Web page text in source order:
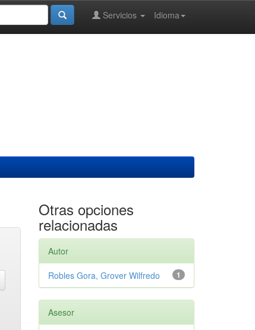
Idioma
Servicios
Otras opciones
relacionadas
Autor
1
Robles Gora, Grover Wilfredo
Asesor